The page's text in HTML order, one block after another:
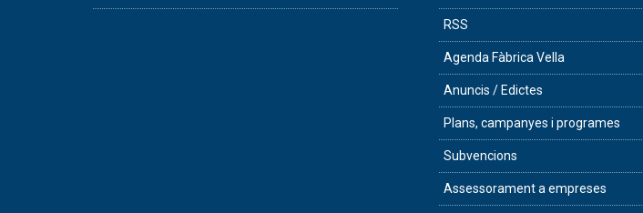
RSS
Agenda Fàbrica Vella
Anuncis / Edictes
Plans, campanyes i programes
Subvencions
Assessorament a empreses